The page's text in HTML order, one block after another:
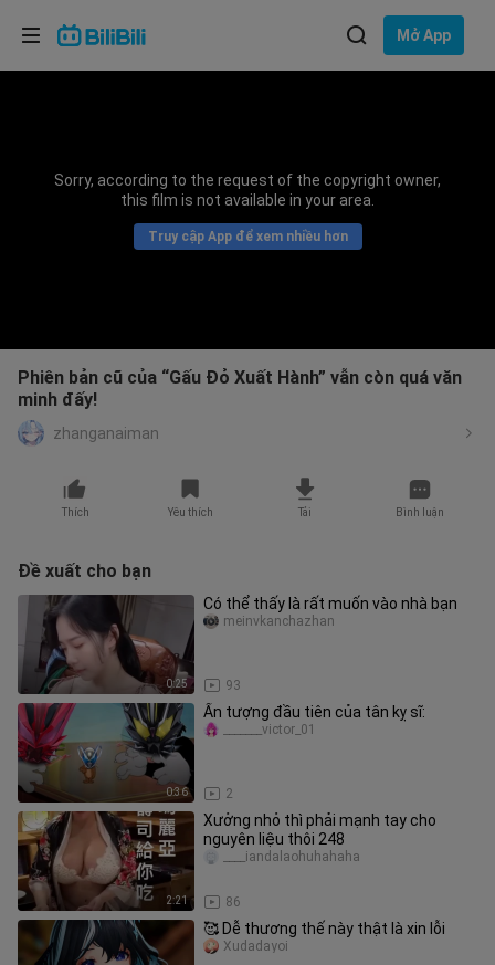
Mở App
Sorry, according to the request of the copyright owner,
this film is not available in your area.
Truy cập App để xem nhiều hơn
Phiên bản cũ của “Gấu Đỏ Xuất Hành” vẫn còn quá văn
minh đấy!
zhanganaiman
Thích Yêu thích Tải Bình luận
Đề xuất cho bạn
0:25
Có thể thấy là rất muốn vào nhà bạn
93
meinvkanchazhan
0:36
Ấn tượng đầu tiên của tân kỵ sĩ:
2
_______victor_01
2:21
Xưởng nhỏ thì phải mạnh tay cho
nguyên liệu thôi 248
86
____iandalaohuhahaha
🥰 Dễ thương thế này thật là xin lỗi
Xudadayoi
Lựa chọn ngôn ngữ
Bahasa Indonesia